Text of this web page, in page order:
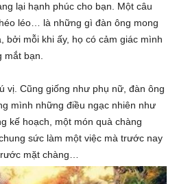
lại hạnh phúc cho bạn. Một câu
léo… là những gì đàn ông mong
bởi mỗi khi ấy, họ có cảm giác mình
bạn.
vị. Cũng giống như phụ nữ, đàn ông
mình những điều ngạc nhiên như
kế hoạch, một món quà chàng
sức làm một việc mà trước nay
mặt chàng…